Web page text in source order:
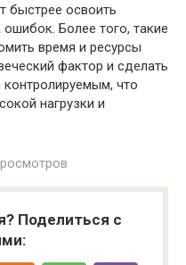
быстрее освоить
Более того, такие
время и ресурсы
фактор и сделать
что
нагрузки и
Поделиться с